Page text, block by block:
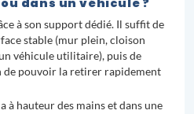
dans un véhicule ?
à son support dédié. Il suffit de
stable (mur plein, cloison
véhicule utilitaire), puis de
de pouvoir la retirer rapidement
à hauteur des mains et dans une